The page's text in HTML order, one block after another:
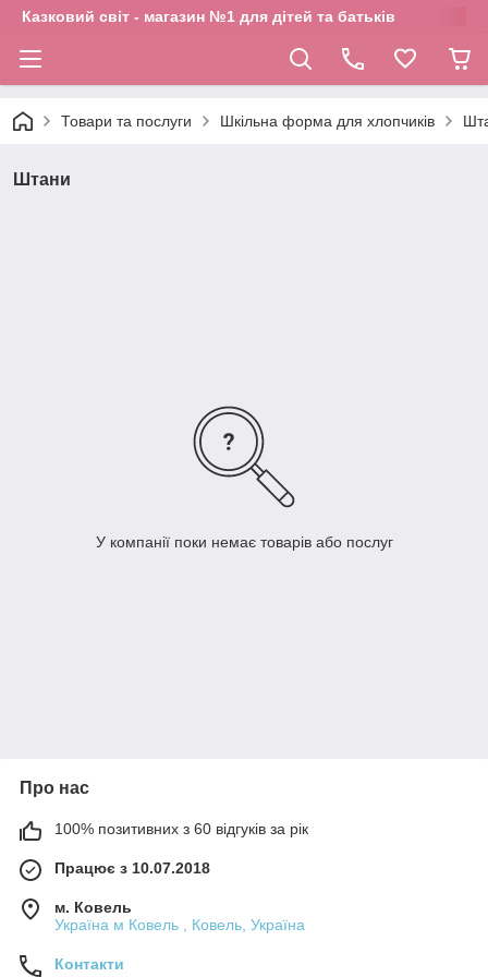
Казковий світ - магазин №1 для дітей та батьків
Товари та послуги Шкільна форма для хлопчиків
Штани
У компанії поки немає товарів або послуг
Про нас
100% позитивних з 60 відгуків за рік
Працює з 10.07.2018
м. Ковель
Україна м Ковель , Ковель, Україна
Контакти